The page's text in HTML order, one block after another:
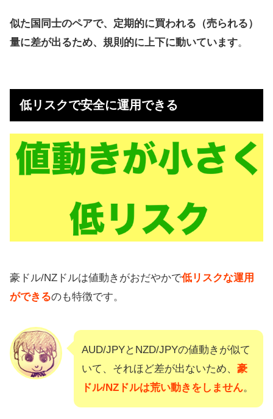
似た国同士のペアで、定期的に買われる（売られる）
量に差が出るため、規則的に上下に動いています。
低リスクで安全に運用できる
豪ドル/NZドルは値動きがおだやかで低リスクな運用
ができるのも特徴です。
AUD/JPYとNZD/JPYの値動きが似て
いて、それほど差が出ないため、 豪
ドル/NZドルは荒い動きをしません。